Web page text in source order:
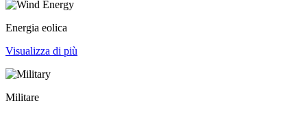
Energia eolica
Visualizza di più
Militare